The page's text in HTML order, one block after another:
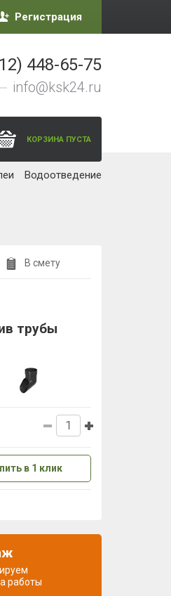
Регистрация
448-65-75
info@ksk24.ru
КОРЗИНА ПУСТА
Водоотведение
В смету
трубы
в 1 клик
работы